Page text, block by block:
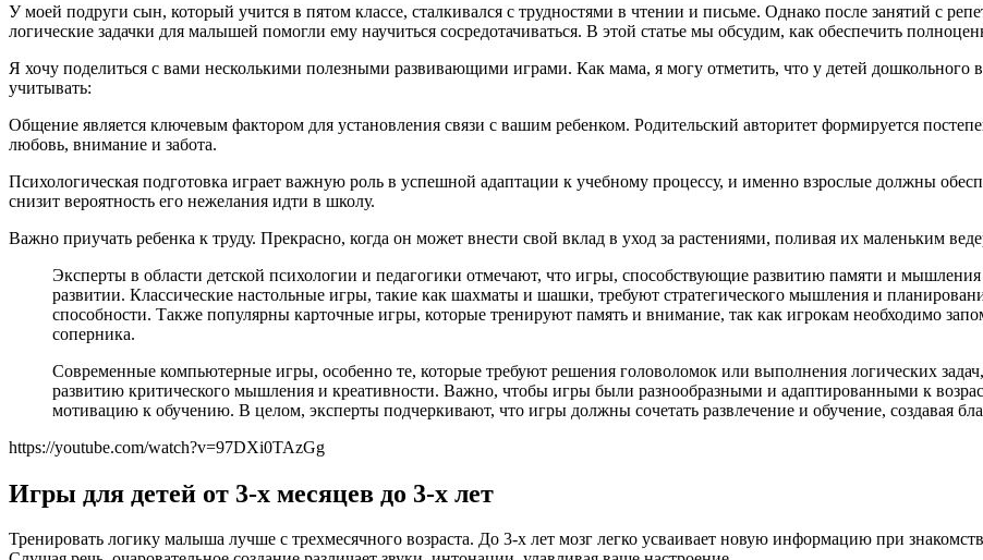
У моей подруги сын, который учится в пятом классе, сталкивался с трудностями в чтении и письме. Однако после занятий с
логические задачки для малышей помогли ему научиться сосредотачиваться. В этой статье мы обсудим, как обеспечить
Я хочу поделиться с вами несколькими полезными развивающими играми. Как мама, я могу отметить, что у детей дошкольного
учитывать:
Общение является ключевым фактором для установления связи с вашим ребенком. Родительский авторитет формируется
любовь, внимание и забота.
Психологическая подготовка играет важную роль в успешной адаптации к учебному процессу, и именно взрослые должны
снизит вероятность его нежелания идти в школу.
Важно приучать ребенка к труду. Прекрасно, когда он может внести свой вклад в уход за растениями, поливая их маленьким
Эксперты в области детской психологии и педагогики отмечают, что игры, способствующие развитию памяти и
развитии. Классические настольные игры, такие как шахматы и шашки, требуют стратегического мышления и
способности. Также популярны карточные игры, которые тренируют память и внимание, так как игрокам необходимо
соперника.
Современные компьютерные игры, особенно те, которые требуют решения головоломок или выполнения логических
развитию критического мышления и креативности. Важно, чтобы игры были разнообразными и адаптированными к
мотивацию к обучению. В целом, эксперты подчеркивают, что игры должны сочетать развлечение и обучение, создавая
https://youtube.com/watch?v=97DXi0TAzGg
Игры для детей от 3-х месяцев до 3-х лет
Тренировать логику малыша лучше с трехмесячного возраста. До 3-х лет мозг легко усваивает новую информацию при